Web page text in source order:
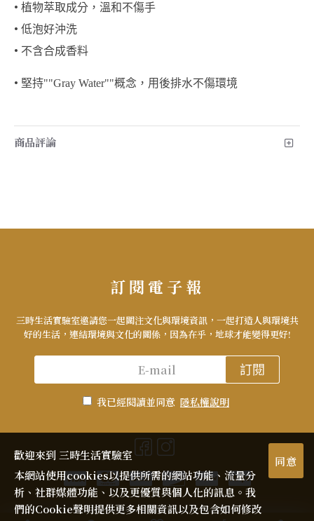
• 植物萃取成分，溫和不傷手
• 低泡好沖洗
• 不含合成香料
• 堅持""Gray Water""概念，用後排水不傷環境
商品評論
訂閱電子報
三時生活實驗室邀請您一起關注文化與環境資訊，一起打造人與環境共
好的生活，連結環境與文化的關係，因為在乎，地球才能變得更好!
訂閱
我已經閱讀並同意 隱私權說明
同意
歡迎來到 三時生活實驗室
本網站使用cookies以提供所需的網站功能、流量分
析、社群媒體功能、以及更優質與個人化的訊息。我
們的Cookie聲明提供更多相關資訊以及包含如何修改